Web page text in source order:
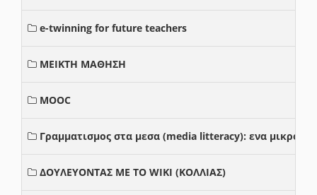
e-twinning for future teachers
ΜΕΙΚΤΗ ΜΑΘΗΣΗ
MOOC
Γραμματισμος στα μεσα (media litteracy): ενα μικρο
ΔΟΥΛΕΥΟΝΤΑΣ ΜΕ ΤΟ WIKI (ΚΟΛΛΙΑΣ)